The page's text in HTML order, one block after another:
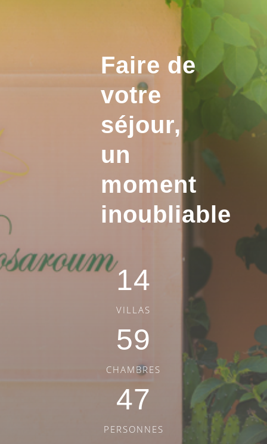
Faire de
votre
séjour,
un
moment
inoubliable
14
VILLAS
59
CHAMBRES
47
PERSONNES